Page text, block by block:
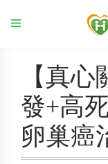
【真
發+高
卵巢癌